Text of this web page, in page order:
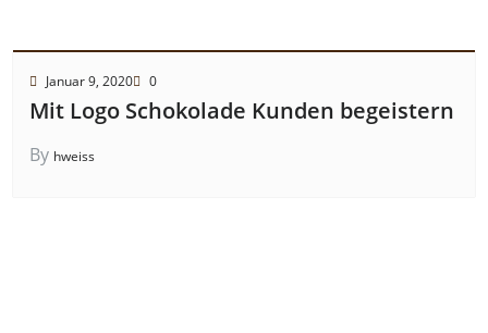
Januar 9, 2020 0
Mit Logo Schokolade Kunden begeistern
By hweiss